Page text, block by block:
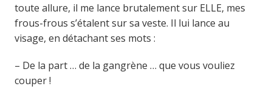
toute allure, il me lance brutalement sur ELLE, mes
frous-frous s’étalent sur sa veste. Il lui lance au
visage, en détachant ses mots :
– De la part … de la gangrène … que vous vouliez
couper !